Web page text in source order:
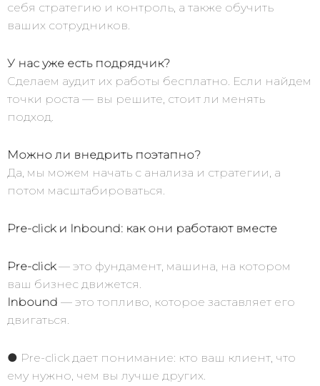
себя стратегию и контроль, а также обучить
ваших сотрудников.
У нас уже есть подрядчик?
Сделаем аудит их работы бесплатно. Если найдем
точки роста — вы решите, стоит ли менять
подход.
Можно ли внедрить поэтапно?
Да, мы можем начать с анализа и стратегии, а
потом масштабироваться.
Pre-click и Inbound: как они работают вместе
Pre-click— это фундамент, машина, на котором
ваш бизнес движется.
Inbound — это топливо, которое заставляет его
двигаться.
● Pre-click дает понимание: кто ваш клиент, что
ему нужно, чем вы лучше других.